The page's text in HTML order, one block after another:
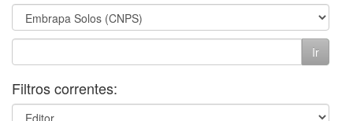
Filtros correntes: